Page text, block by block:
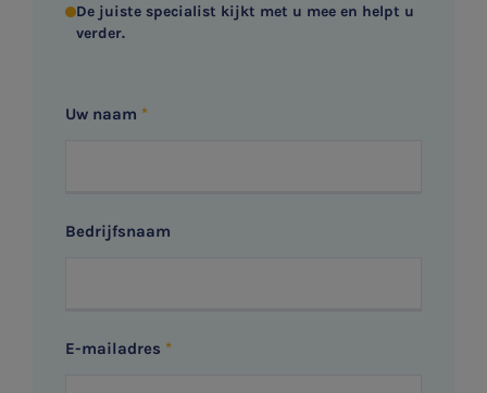
De juiste specialist kijkt met u mee en helpt u
verder.
Uw naam
Bedrijfsnaam
E-mailadres